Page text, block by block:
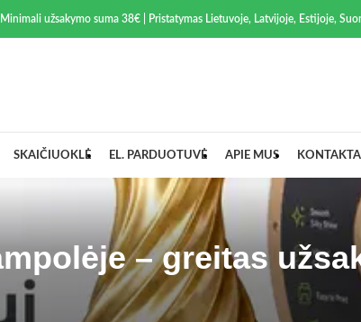
Minimali užsakymo suma 38€ | Pristatymas Lietuvoje, Latvijoje, Estijoje,
SKAIČIUOKLĖ EL. PARDUOTUVĖ APIE MUS
– greitas